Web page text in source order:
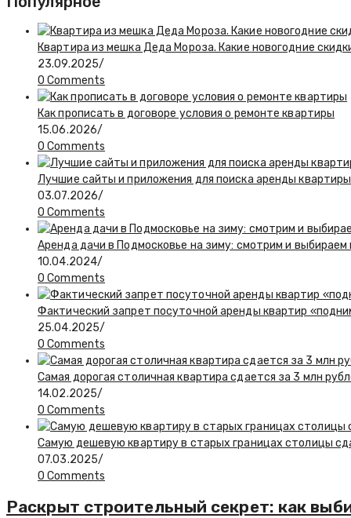
Квартира из мешка Деда Мороза. Какие новогодние
23.09.2025/
0 Comments
Как прописать в договоре условия о ремонте квартиры
15.06.2026/
0 Comments
Лучшие сайты и приложения для поиска аренды
03.07.2026/
0 Comments
Аренда дачи в Подмосковье на зиму: смотрим и
10.04.2024/
0 Comments
Фактический запрет посуточной аренды квартир
25.04.2025/
0 Comments
Самая дорогая столичная квартира сдается за 3 млн
14.02.2025/
0 Comments
Самую дешевую квартиру в старых границах столицы
07.03.2025/
0 Comments
Раскрыт строительный секрет: как